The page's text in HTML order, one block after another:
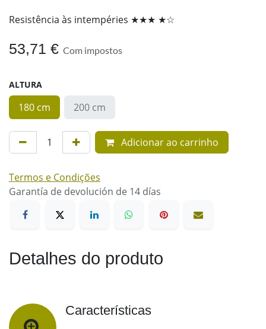
Resistência às intempéries ★★★ ★☆
53,71 € Com impostos
ALTURA
180 cm 200 cm
Adicionar ao carrinho
Termos e Condições
Garantía de devolución de 14 días
Detalhes do produto
Características